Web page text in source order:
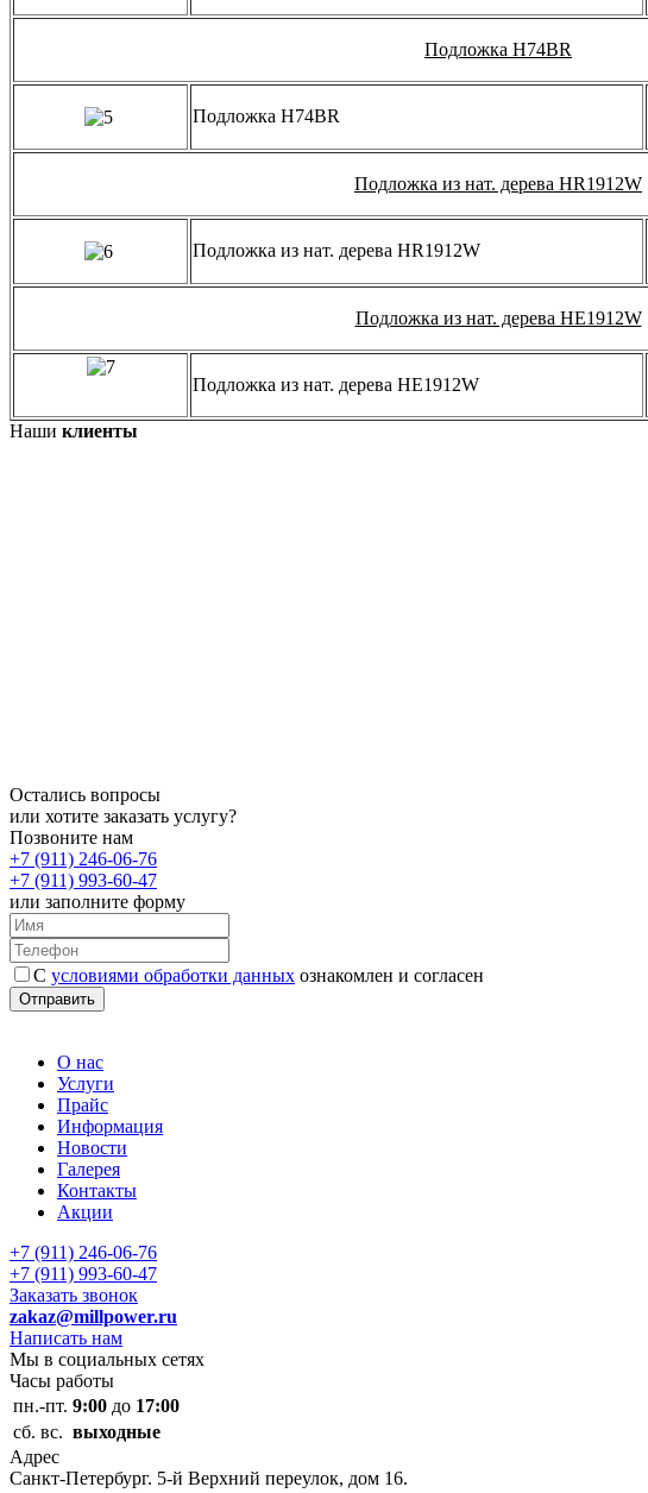
Подложка H74BR
Подложка H74BR
Подложка из нат. дерева HR1912W
Подложка из нат. дерева HR1912W
Подложка из нат. дерева HE1912W
Подложка из нат. дерева HE1912W
Наши клиенты
Остались вопросы
или хотите заказать услугу?
Позвоните нам
+7 (911) 246-06-76
+7 (911) 993-60-47
или заполните форму
С условиями обработки данных ознакомлен и согласен
О нас
Услуги
Прайс
Информация
Новости
Галерея
Контакты
Акции
+7 (911) 246-06-76
+7 (911) 993-60-47
Заказать звонок
zakaz@millpower.ru
Написать нам
Мы в социальных сетях
Часы работы
пн.-пт. 9:00 до 17:00
сб. вс. выходные
Адрес
Санкт-Петербург. 5-й Верхний переулок, дом 16.